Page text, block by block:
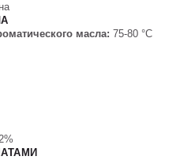
масла: 75-80 °C